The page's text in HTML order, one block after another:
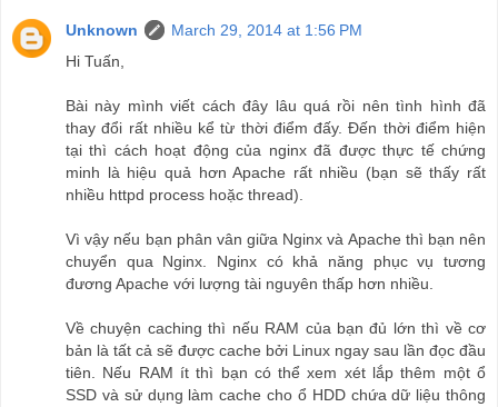
Unknown
March 29, 2014 at 1:56 PM
Hi Tuấn,
Bài này mình viết cách đây lâu quá rồi nên tình hình đã
thay đổi rất nhiều kể từ thời điểm đấy. Đến thời điểm hiện
tại thì cách hoạt động của nginx đã được thực tế chứng
minh là hiệu quả hơn Apache rất nhiều (bạn sẽ thấy rất
nhiều httpd process hoặc thread).
Vì vậy nếu bạn phân vân giữa Nginx và Apache thì bạn nên
chuyển qua Nginx. Nginx có khả năng phục vụ tương
đương Apache với lượng tài nguyên thấp hơn nhiều.
Về chuyện caching thì nếu RAM của bạn đủ lớn thì về cơ
bản là tất cả sẽ được cache bởi Linux ngay sau lần đọc đầu
tiên. Nếu RAM ít thì bạn có thể xem xét lắp thêm một ổ
SSD và sử dụng làm cache cho ổ HDD chứa dữ liệu thông